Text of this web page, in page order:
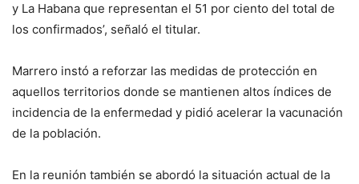
y La Habana que representan el 51 por ciento del total de
los confirmados’, señaló el titular.
Marrero instó a reforzar las medidas de protección en
aquellos territorios donde se mantienen altos índices de
incidencia de la enfermedad y pidió acelerar la vacunación
de la población.
En la reunión también se abordó la situación actual de la